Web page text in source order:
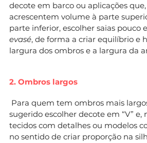
decote em barco ou aplicações
acrescentem volume à parte
parte inferior, escolher saias pouco
evasé, de forma a criar equilíbrio e
largura dos ombros e a largura da
2. Ombros largos
Para quem tem ombros mais
sugerido escolher decote em “V” e,
tecidos com detalhes ou modelos
no sentido de criar proporção na